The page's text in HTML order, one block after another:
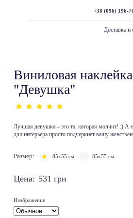
+38 (096) 196-
Доставка и
Виниловая
"Девушка"
Лучшая девушка – это та, которая молчит! :) А
для интерьера просто подчеркнет вашу
Размер: 85х55 см 85х55 см
Цена: 531 грн
Изображение